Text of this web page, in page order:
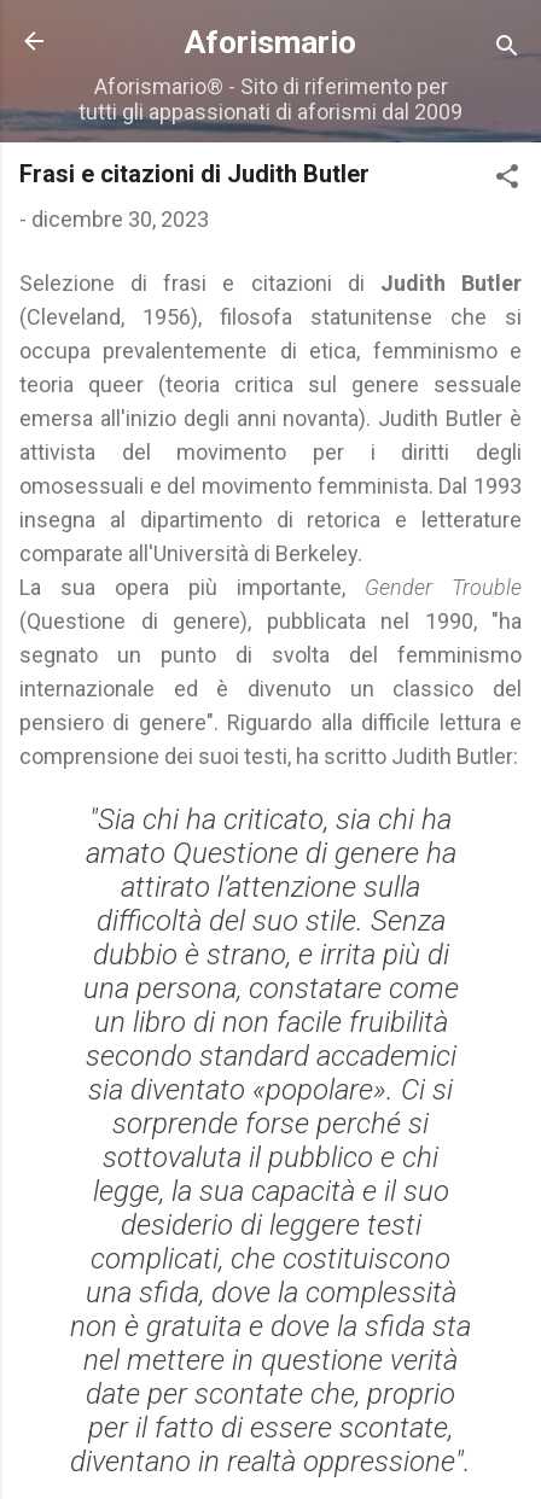
Passa ai contenuti principali
Aforismario
Aforismario® - Sito di riferimento per
tutti gli appassionati di aforismi dal 2009
Frasi e citazioni di Judith Butler
- dicembre 30, 2023
Selezione di frasi e citazioni di Judith Butler
(Cleveland, 1956), filosofa statunitense che si
occupa prevalentemente di etica, femminismo e
teoria queer (teoria critica sul genere sessuale
emersa all'inizio degli anni novanta). Judith Butler è
attivista del movimento per i diritti degli
omosessuali e del movimento femminista. Dal 1993
insegna al dipartimento di retorica e letterature
comparate all'Università di Berkeley.
La sua opera più importante, Gender Trouble
(Questione di genere), pubblicata nel 1990, "ha
segnato un punto di svolta del femminismo
internazionale ed è divenuto un classico del
pensiero di genere". Riguardo alla difficile lettura e
comprensione dei suoi testi, ha scritto Judith Butler:
"Sia chi ha criticato, sia chi ha
amato Questione di genereha
attirato l’attenzione sulla
difficoltà del suo stile. Senza
dubbio è strano, e irrita più di
una persona, constatare come
un libro di non facile fruibilità
secondo standard accademici
sia diventato «popolare». Ci si
sorprende forse perché si
sottovaluta il pubblico e chi
legge, la sua capacità e il suo
desiderio di leggere testi
complicati, che costituiscono
una sfida, dove la complessità
non è gratuita e dove la sfida sta
nel mettere in questione verità
date per scontate che, proprio
per il fatto di essere scontate,
diventano in realtà oppressione".